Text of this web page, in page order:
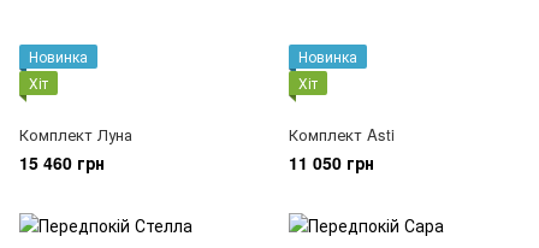
Новинка
Хіт
Комплект Луна
15 460 грн
Новинка
Хіт
Комплект Asti
11 050 грн